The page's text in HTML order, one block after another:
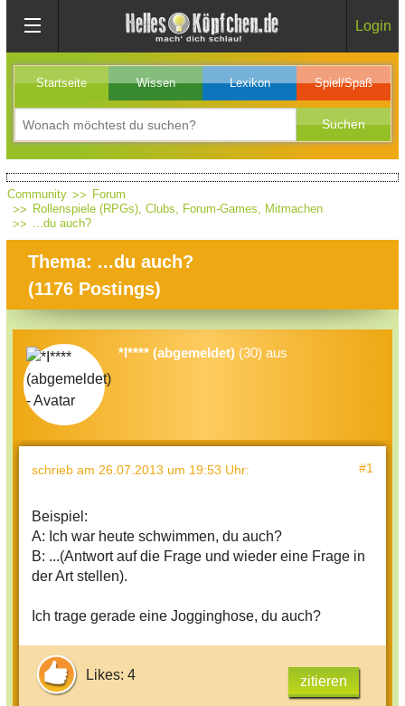
Login
Startseite Wissen Lexikon Spiel/Spaß
Community
Forum
Rollenspiele (RPGs), Clubs, Forum-Games, Mitmachen
...du auch?
Thema: ...du auch?
(1176 Postings)
*I**** (abgemeldet) (30) aus
schrieb am 26.07.2013 um 19:53 Uhr: #1
Beispiel:
A: Ich war heute schwimmen, du auch?
B: ...(Antwort auf die Frage und wieder eine Frage in
der Art stellen).
Ich trage gerade eine Jogginghose, du auch?
Likes: 4 zitieren